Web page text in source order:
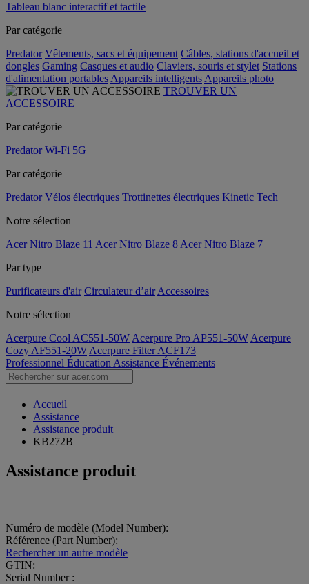
Tableau blanc interactif et tactile
Par catégorie
Predator Vêtements, sacs et équipement Câbles, stations d'accueil et
dongles Gaming Casques et audio Claviers, souris et stylet Stations
d'alimentation portables Appareils intelligents Appareils photo
TROUVER UN
ACCESSOIRE
Par catégorie
Predator Wi-Fi 5G
Par catégorie
Predator Vélos électriques Trottinettes électriques Kinetic Tech
Notre sélection
Acer Nitro Blaze 11 Acer Nitro Blaze 8 Acer Nitro Blaze 7
Par type
Purificateurs d'air Circulateur d’air Accessoires
Notre sélection
Acerpure Cool AC551-50W Acerpure Pro AP551-50W Acerpure
Cozy AF551-20W Acerpure Filter ACF173
Professionnel Éducation Assistance Événements
Accueil
Assistance
Assistance produit
KB272B
Assistance produit
Numéro de modèle (Model Number):
Référence (Part Number):
Rechercher un autre modèle
GTIN:
Serial Number :